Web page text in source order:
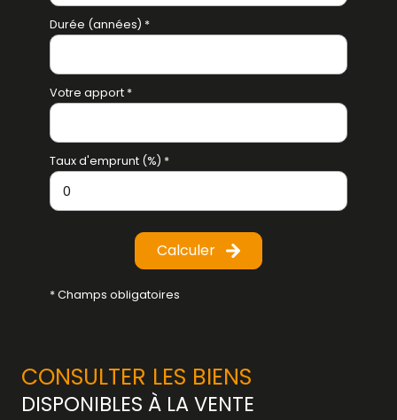
Durée (années) *
Votre apport *
Taux d'emprunt (%) *
Calculer
* Champs obligatoires
CONSULTER LES BIENS
DISPONIBLES À LA VENTE